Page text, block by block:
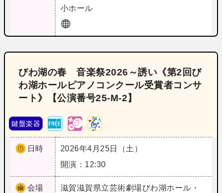
小ホール
びわ湖の春 音楽祭2026～誘い《第2回び
わ湖ホールピアノコンクール受賞者コンサ
ート》【公演番号25‐M‐2】
鍵盤楽器
日時
2026年4月25日（土）
開演：12:30
会場 滋賀滋賀県立芸術劇場びわ湖ホール・